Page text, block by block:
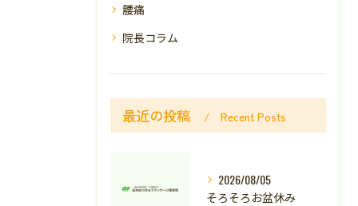
腰痛
院長コラム
最近の投稿 Recent Posts
2026/08/05
そろそろお盆休み